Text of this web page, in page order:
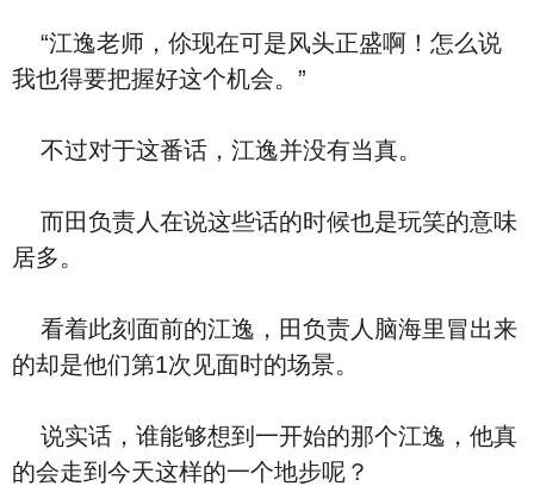
“江逸老师，伱现在可是风头正盛啊！怎么说
我也得要把握好这个机会。”
不过对于这番话，江逸并没有当真。
而田负责人在说这些话的时候也是玩笑的意味
居多。
看着此刻面前的江逸，田负责人脑海里冒出来
的却是他们第1次见面时的场景。
说实话，谁能够想到一开始的那个江逸，他真
的会走到今天这样的一个地步呢？